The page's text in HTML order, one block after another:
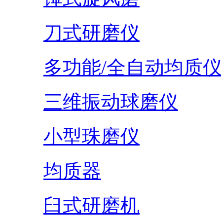
刀式研磨仪
多功能/全自动均质
三维振动球磨仪
小型珠磨仪
均质器
臼式研磨机